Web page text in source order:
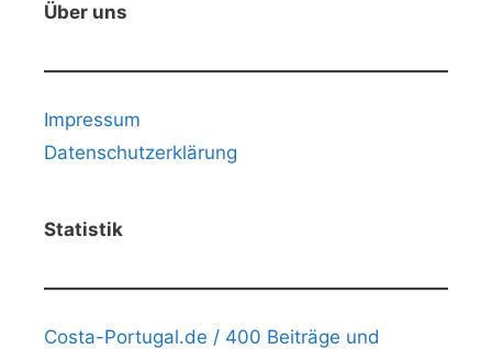
Über uns
Impressum
Datenschutzerklärung
Statistik
Costa-Portugal.de / 400 Beiträge und